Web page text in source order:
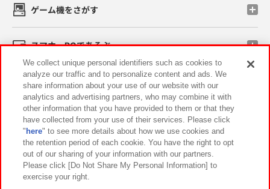
ゲーム機をさがす
スマホ・PCであそぶ
イベント・キャンペーン
関連会社 サステナビリティ サイトポリシー
プライバシーポリシー ウェブアクセシビリティ方針と検証結果
お取引先さまとともに
We collect unique personal identifiers such as cookies to
analyze our traffic and to personalize content and ads. We
share information about your use of our website with our
analytics and advertising partners, who may combine it with
other information that you have provided to them or that they
have collected from your use of their services. Please click
" here" to see more details about how we use cookies and
the retention period of each cookie. You have the right to opt
out of our sharing of your information with our partners.
Please click [Do Not Share My Personal Information] to
exercise your right.